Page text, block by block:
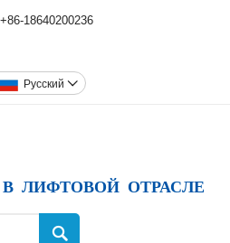
+86-18640200236
Pусский 
ЛИФТОВОЙ ОТРАСЛЕ
